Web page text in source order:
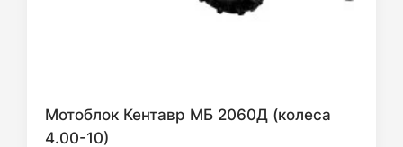
Мотоблок Кентавр МБ 2060Д (колеса
4.00-10)